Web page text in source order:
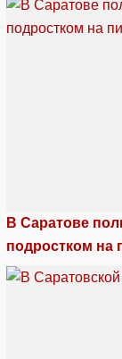
В Саратове
подростком на